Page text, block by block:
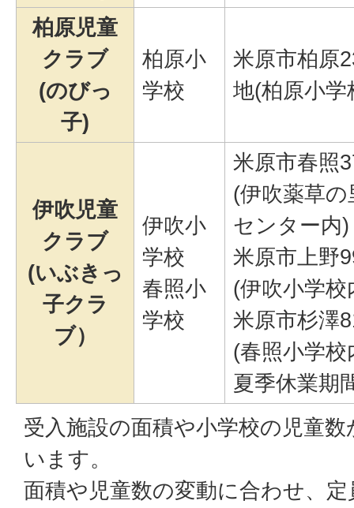
柏原児童
クラブ
(のびっ
子)
柏原小
学校
米原市柏原
地(柏原小学
伊吹児童
クラブ
(いぶきっ
子クラ
ブ）
伊吹小
学校
春照小
学校
米原市春照
(伊吹薬草の
センター内)
米原市上野
(伊吹小学校
米原市杉澤
(春照小学校
夏季休業期
受入施設の面積や小学校の児童
います。
面積や児童数の変動に合わせ、